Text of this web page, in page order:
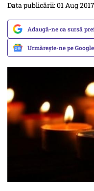
Data publicării: 01 Aug 2017
Adaugă-ne ca sursă
Urmărește-ne pe